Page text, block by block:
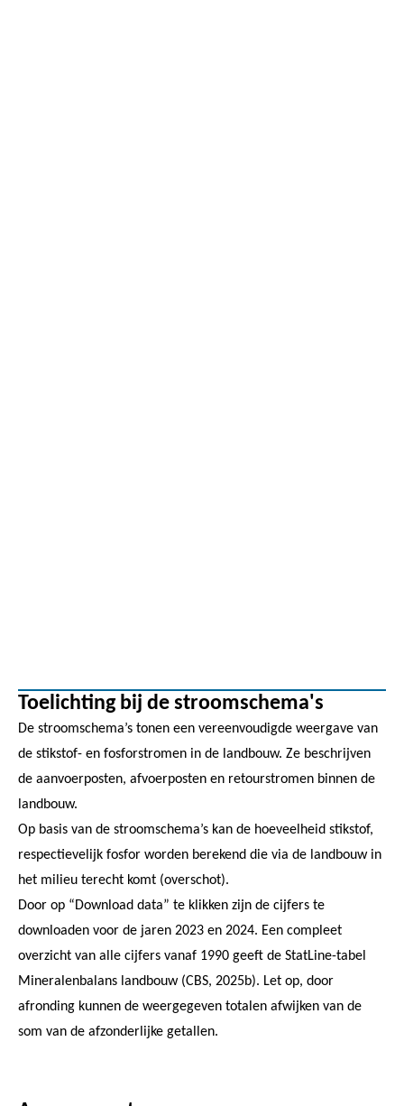
Toelichting bij de stroomschema's
De stroomschema’s tonen een vereenvoudigde weergave van
de stikstof- en fosforstromen in de landbouw. Ze beschrijven
de aanvoerposten, afvoerposten en retourstromen binnen de
landbouw.
Op basis van de stroomschema’s kan de hoeveelheid stikstof,
respectievelijk fosfor worden berekend die via de landbouw in
het milieu terecht komt (overschot).
Door op “Download data” te klikken zijn de cijfers te
downloaden voor de jaren 2023 en 2024. Een compleet
overzicht van alle cijfers vanaf 1990 geeft de StatLine-tabel
Mineralenbalans landbouw (CBS, 2025b). Let op, door
afronding kunnen de weergegeven totalen afwijken van de
som van de afzonderlijke getallen.